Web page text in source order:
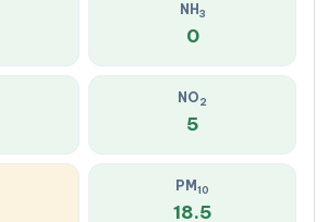
NH 3
0
NO2
5
PM 10
18.5